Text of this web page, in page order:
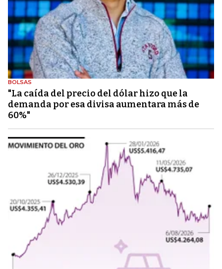
BOLSAS
"La caída del precio del dólar hizo que la
demanda por esa divisa aumentara más de
60%"